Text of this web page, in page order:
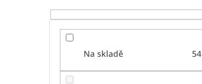
Na skladě 54